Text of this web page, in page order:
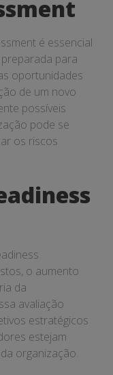
é essencial
para
oportunidades
de um novo
possíveis
pode se
os riscos
o aumento
da
avaliação
estratégicos
estejam
organização.